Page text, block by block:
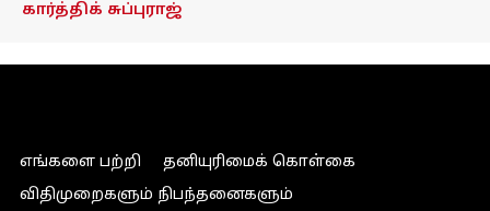
கார்த்திக் சுப்புராஜ்
எங்களை பற்றி
தனியுரிமைக் கொள்கை
விதிமுறைகளும் நிபந்தனைகளும்